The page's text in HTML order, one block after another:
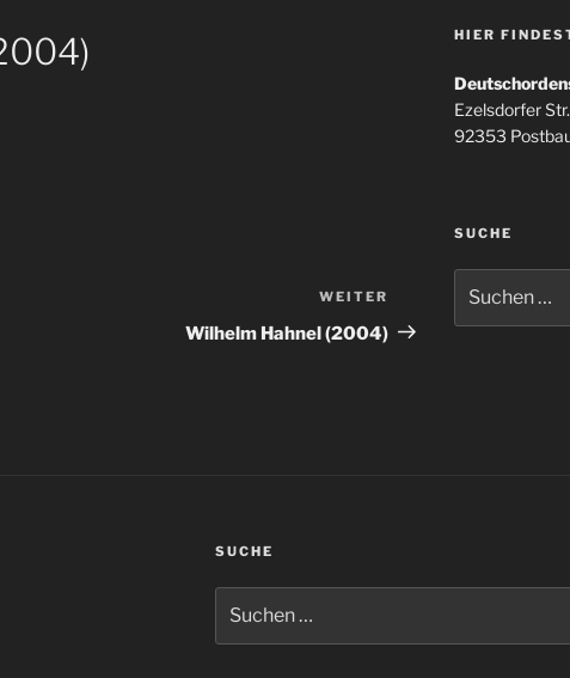
Nächster
Beitrag
WEITER
Wilhelm Hahnel (2004)
HIER
Ezelsdorfer
92353
SUCHE
nach:
SUCHE
nach: